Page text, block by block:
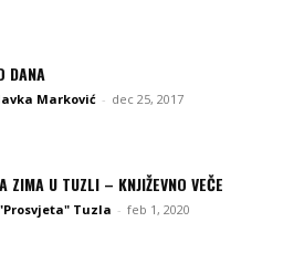
DANA
Marković - dec 25, 2017
ZIMA U TUZLI – KNJIŽEVNO VEČE
"Prosvjeta" Tuzla - feb 1, 2020